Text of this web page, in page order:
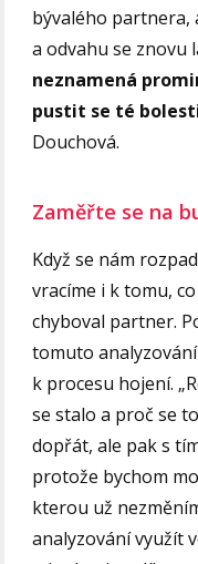
bývalého partnera,
a odvahu se znovu
neznamená
pustit se té
Douchová.
Zaměřte se na
Když se nám
vracíme i k tomu,
chyboval partner.
tomuto
k procesu hojení.
se stalo a proč se
dopřát, ale pak s
protože bychom
kterou už
analyzování využít